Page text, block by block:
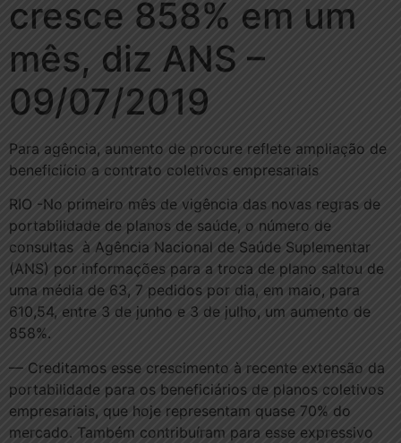
cresce 858% em um
mês, diz ANS –
09/07/2019
Para agência, aumento de procure reflete ampliação de
beneficiício a contrato coletivos empresariais
RIO -No primeiro mês de vigência das novas regras de
portabilidade de planos de saúde, o número de
consultas à Agência Nacional de Saúde Suplementar
(ANS) por informações para a troca de plano saltou de
uma média de 63, 7 pedidos por dia, em maio, para
610,54, entre 3 de junho e 3 de julho, um aumento de
858%.
— Creditamos esse crescimento à recente extensão da
portabilidade para os beneficiários de planos coletivos
empresariais, que hoje representam quase 70% do
mercado. Também contribuíram para esse expressivo